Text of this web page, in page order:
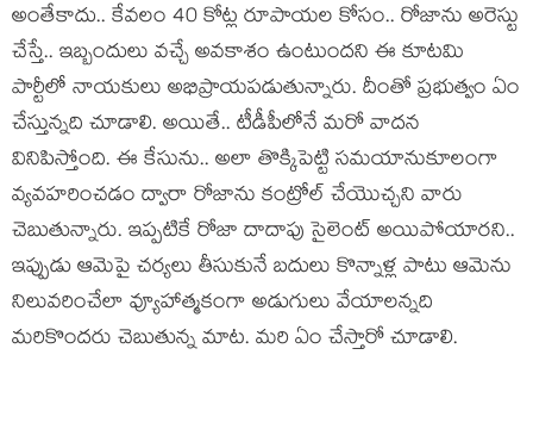
అంతేకాదు.. కేవ‌లం 40 కోట్ల రూపాయ‌ల కోసం.. రోజాను అరెస్టు
చేస్తే.. ఇబ్బందులు వచ్చే అవ‌కాశం ఉంటుంద‌ని ఈ కూట‌మి
పార్టీలో నాయ‌కులు అభిప్రాయ‌ప‌డుతున్నారు. దీంతో ప్ర‌భుత్వం ఏం
చేస్తున్న‌ది చూడాలి. అయితే.. టీడీపీలోనే మ‌రో వాద‌న
వినిపిస్తోంది. ఈ కేసును.. అలా తొక్కిపెట్టి స‌మ‌యానుకూలంగా
వ్య‌వ‌హ‌రించ‌డం ద్వారా రోజాను కంట్రోల్ చేయొచ్చ‌ని వారు
చెబుతున్నారు. ఇప్ప‌టికే రోజా దాదాపు సైలెంట్ అయిపోయార‌ని..
ఇప్పుడు ఆమెపై చ‌ర్య‌లు తీసుకునే బ‌దులు కొన్నాళ్ల పాటు ఆమెను
నిలువ‌రించేలా వ్యూహాత్మ‌కంగా అడుగులు వేయాల‌న్న‌ది
మ‌రికొంద‌రు చెబుతున్న మాట‌. మ‌రి ఏం చేస్తారో చూడాలి.